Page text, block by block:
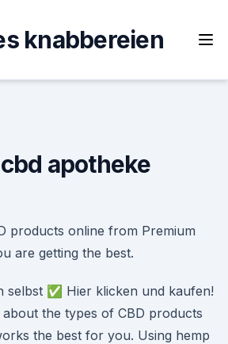
knabbereien
apotheke
products online from Premium
are getting the best.
selbst ✅ Hier klicken und kaufen!
the types of CBD products
the best for you. Using hemp